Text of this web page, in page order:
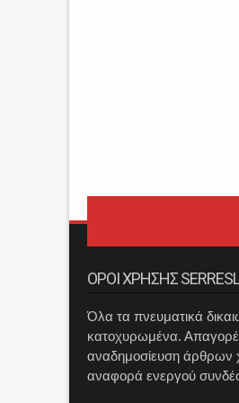
ΟΡΟΙ ΧΡΗΣΗΣ
Όλα τα πνευματικά
κατοχυρωμένα.
αναδημοσίευση άρθρων
αναφορά ενεργού